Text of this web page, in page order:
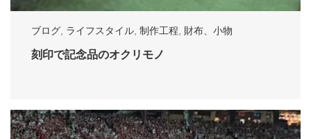
ブログ ライフスタイル 制作工程 財布、小物
刻印で記念品のオクリモノ